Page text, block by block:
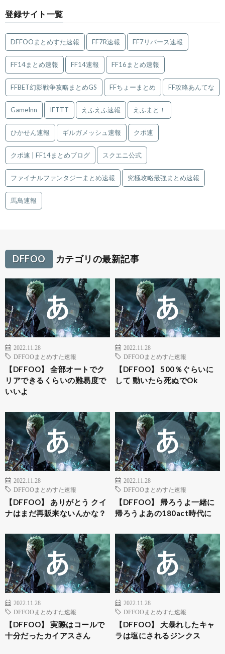
登録サイト一覧
DFFOOまとめすた速報 FF7R速報 FF7リバース速報
FF14まとめ速報 FF14速報 FF16まとめ速報
FFBET幻影戦争攻略まとめGS FFちょーまとめ FF攻略あんてな
GameInn IFTTT えふえふ速報 えふまと！
ひかせん速報 ギルガメッシュ速報 クポ速
クポ速 | FF14まとめブログ スクエニ公式
ファイナルファンタジーまとめ速報 究極攻略最強まとめ速報
馬鳥速報
DFFOO カテゴリの最新記事
2022.11.28
DFFOOまとめすた速報
【DFFOO】 全部オートでク
リアできるくらいの難易度で
いいよ
2022.11.28
DFFOOまとめすた速報
【DFFOO】 500％ぐらいに
して 動いたら死ぬでOk
2022.11.28
DFFOOまとめすた速報
【DFFOO】 ありがとう クイ
ナはまだ再販来ないんかな？
2022.11.28
DFFOOまとめすた速報
【DFFOO】 帰ろうよ一緒に
帰ろうよあの180act時代に
2022.11.28
DFFOOまとめすた速報
【DFFOO】 実際はコールで
十分だったカイアスさん
2022.11.28
DFFOOまとめすた速報
【DFFOO】 大暴れしたキャ
ラは塩にされるジンクス